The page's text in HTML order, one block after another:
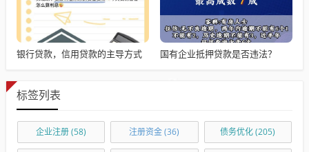
银行贷款，信用贷款的主导方式 国有企业抵押贷款是否违法？
标签列表
企业注册(58) 注册资金(36) 债务优化(205)